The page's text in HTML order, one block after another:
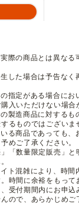
際の商品とは異なる
した場合は予告なく
指定がある場合にお
入いただけない場合
製造商品に対するも
るものではございま
る商品であっても、
めご了承ください。
「数量限定販売」と
ト混雑により、時間
時間に余裕をもって
受付期間内にお申
ので、あらかじめご